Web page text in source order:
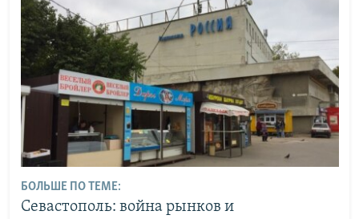
БОЛЬШЕ ПО ТЕМЕ:
Севастополь: война рынков и